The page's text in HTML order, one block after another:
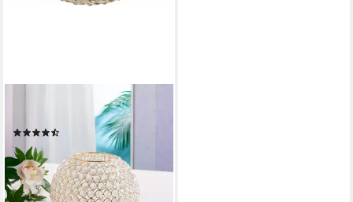
Windlicht Kristall
43,00 € 79,90 €
-46%
lieferbar - in 4-5 Werktagen bei dir